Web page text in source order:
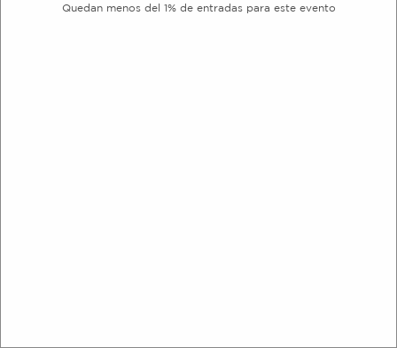
Quedan menos del 1% de entradas para este evento